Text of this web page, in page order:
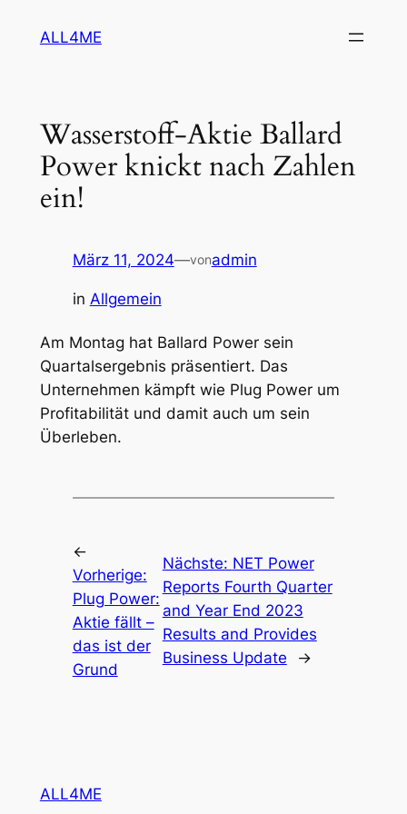
InhaltALL4ME
Wasserstoff-Aktie Ballard
Power knickt nach Zahlen
ein!
März 11, 2024—vonadmin
in Allgemein
Am Montag hat Ballard Power sein
Quartalsergebnis präsentiert. Das
Unternehmen kämpft wie Plug Power um
Profitabilität und damit auch um sein
Überleben.
←
Vorherige:
Plug Power:
Aktie fällt –
das ist der
Grund
Nächste: NET Power
Reports Fourth Quarter
and Year End 2023
Results and Provides
Business Update
→
ALL4ME